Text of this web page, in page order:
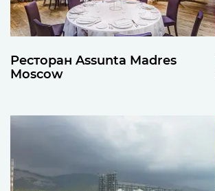
Ресторан Assunta Madres
Moscow